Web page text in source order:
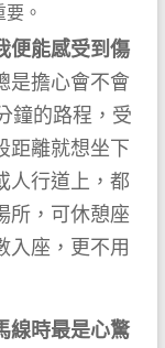
。
便能感受到傷
是擔心會不會
鐘的路程，受
距離就想坐下
人行道上，都
所，可休憩座
入座，更不用
線時最是心驚